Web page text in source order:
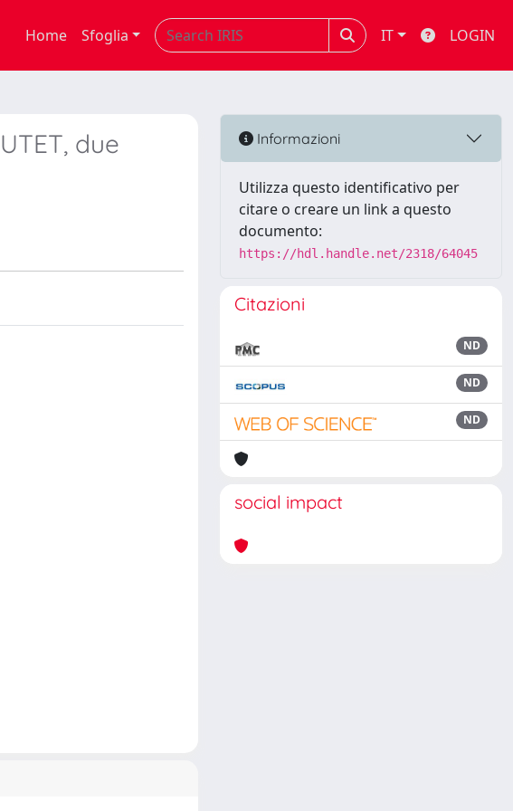
Home Sfoglia IT LOGIN
due
Informazioni
Utilizza questo identificativo per
citare o creare un link a questo
documento:
https://hdl.handle.net/2318/64045
Citazioni
ND
ND
ND
social impact